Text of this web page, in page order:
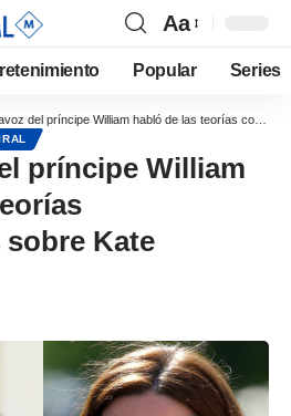
Aa
Popular Series
del príncipe William habló de las teorías conspirativas sobre Kate Middleton
príncipe William
Kate